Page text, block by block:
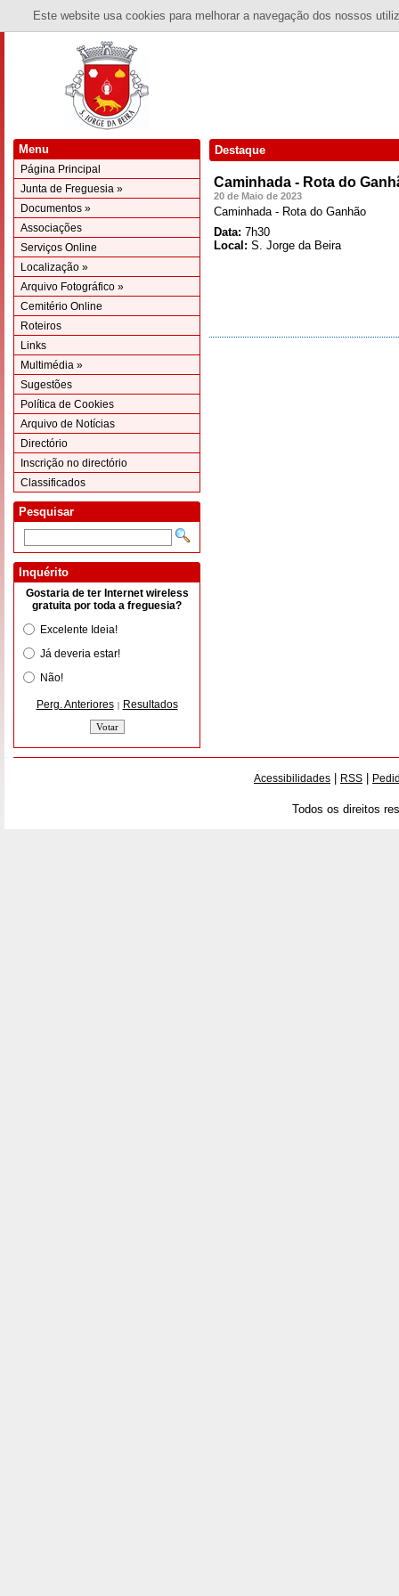
Este website usa cookies para melhorar a navegação dos nossos
Menu
Página Principal
Junta de Freguesia »
Documentos »
Associações
Serviços Online
Localização »
Arquivo Fotográfico »
Cemitério Online
Roteiros
Links
Multimédia »
Sugestões
Política de Cookies
Arquivo de Notícias
Directório
Inscrição no directório
Classificados
Pesquisar
Inquérito
Gostaria de ter Internet wireless
gratuita por toda a freguesia?
Excelente Ideia!
Já deveria estar!
Não!
Perg. Anteriores | Resultados
Destaque
Caminhada - Rota do
20 de Maio de 2023
Caminhada - Rota do Ganhão
Data: 7h30
Local: S. Jorge da Beira
Acessibilidades RSS
Todos os direitos